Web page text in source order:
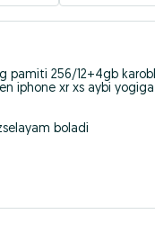
pamiti 256/12+4gb
iphone xr xs aybi
boladi